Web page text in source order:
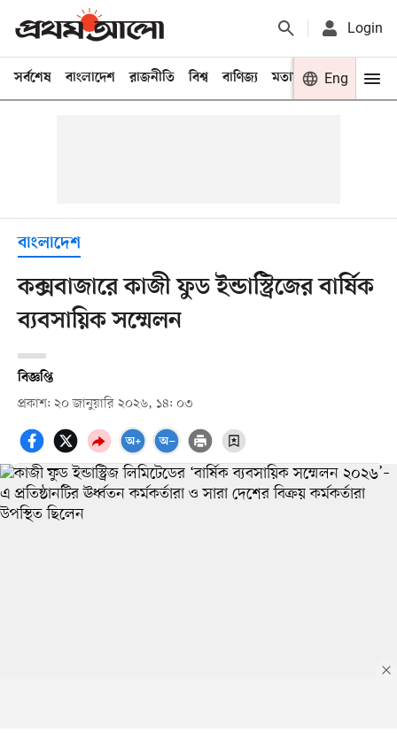
Login
সর্বশেষ বাংলাদেশ রাজনীতি বিশ্ব বাণিজ্য মতামত খেলা
Eng
বাংলাদেশ
কক্সবাজারে কাজী ফুড ইন্ডাস্ট্রিজের বার্ষিক
ব্যবসায়িক সম্মেলন
বিজ্ঞপ্তি
প্রকাশ: ২০ জানুয়ারি ২০২৬, ১৪: ০৩